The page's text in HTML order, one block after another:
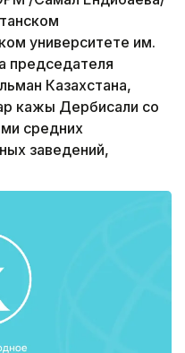
университете им.
председателя
Казахстана,
кажы Дербисали со
средних
заведений,